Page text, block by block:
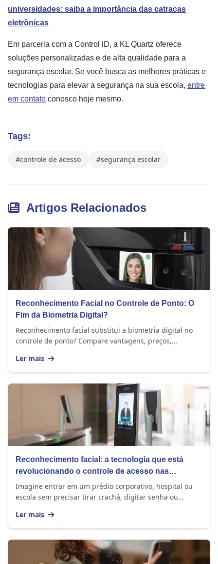
universidades: saiba a importância das catracas
eletrônicas
Em parceria com a Control iD, a KL Quartz oferece
soluções personalizadas e de alta qualidade para a
segurança escolar. Se você busca as melhores práticas e
tecnologias para elevar a segurança na sua escola, entre
em contato conosco hoje mesmo.
Tags:
#controle de acesso #segurança escolar
Artigos Relacionados
Reconhecimento Facial no Controle de Ponto: O
Fim da Biometria Digital?
Reconhecimento facial substitui a biometria digital no
controle de ponto? Compare vantagens, preços,
Ler mais
Reconhecimento facial: a tecnologia que está
revolucionando o controle de acesso nas
empresas
Imagine entrar em um prédio corporativo, hospital ou
escola sem precisar tirar crachá, digitar senha ou
Ler mais